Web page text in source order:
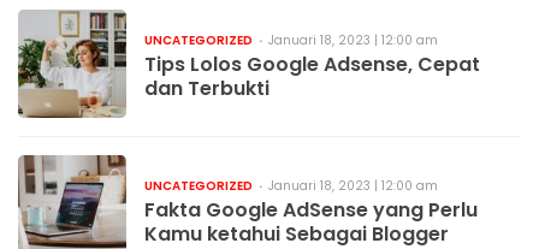
UNCATEGORIZED Januari 18, 2023 | 12:00 am
Tips Lolos Google Adsense, Cepat
dan Terbukti
UNCATEGORIZED Januari 18, 2023 | 12:00 am
Fakta Google AdSense yang Perlu
Kamu ketahui Sebagai Blogger